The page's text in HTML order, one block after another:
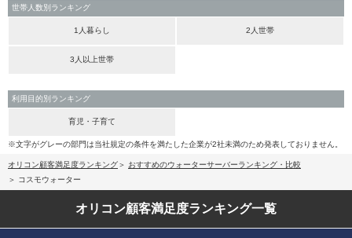
世帯人数別ランキング
1人暮らし 2人世帯
3人以上世帯
利用目的別ランキング
育児・子育て
※文字がグレーの部門は当社規定の条件を満たした企業が2社未満のため発表しておりません。
オリコン顧客満足度ランキング
おすすめのウォーターサーバーランキング・比較
コスモウォーター
オリコン顧客満足度ランキング一覧